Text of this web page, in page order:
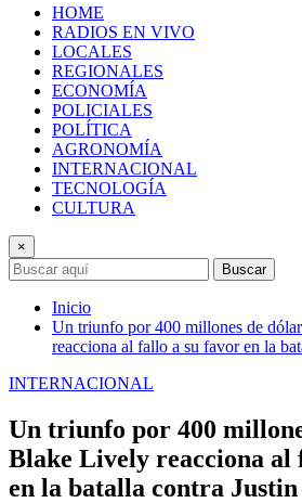
HOME
RADIOS EN VIVO
LOCALES
REGIONALES
ECONOMÍA
POLICIALES
POLÍTICA
AGRONOMÍA
INTERNACIONAL
TECNOLOGÍA
CULTURA
×
Buscar
Inicio
Un triunfo por 400 millones de
reacciona al fallo a su favor en la
INTERNACIONAL
Un triunfo por 400
Blake Lively reacciona al
en la batalla contra